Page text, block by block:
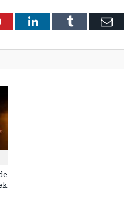
PinterestLinkedInTumblr E-